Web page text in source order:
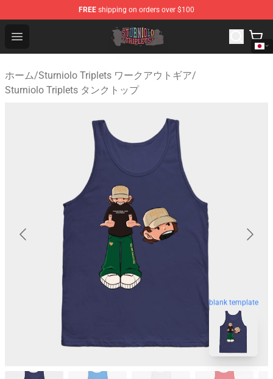
FREE shipping on orders over $100
Open menu
Sturniolo Triplets Shop - Official Sturniolo Triplets
ホーム/Sturniolo Triplets ワークアウトギア/
Sturniolo Triplets タンクトップ
blank template